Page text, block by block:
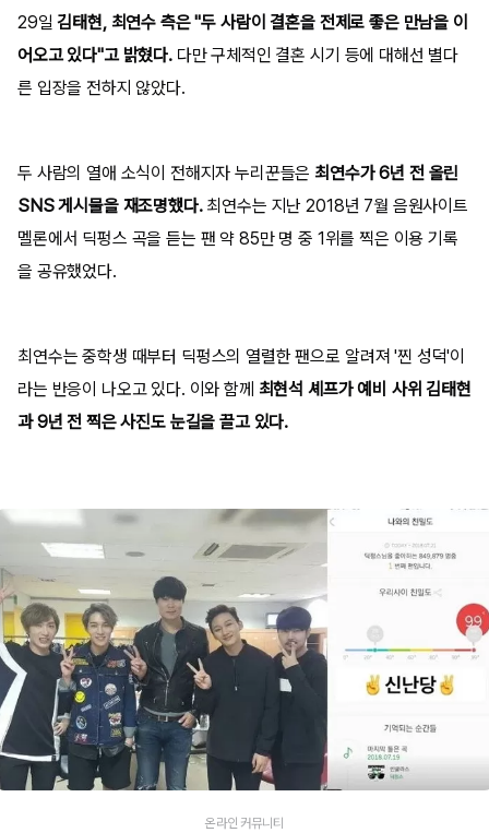
29일김태현, 최연수 측은 "두 사람이 결혼을 전제로 좋은 만남을 이
어오고 있다"고 밝혔다.다만 구체적인 결혼 시기 등에 대해선 별다
른 입장을 전하지 않았다.
두 사람의 열애 소식이 전해지자 누리꾼들은 최연수가 6년 전 올린
SNS 게시물을 재조명했다.최연수는 지난 2018년 7월 음원사이트
멜론에서 딕펑스 곡을 듣는 팬 약 85만 명 중 1위를 찍은 이용 기록
을 공유했었다.
최연수는 중학생 때부터 딕펑스의 열렬한 팬으로 알려져 '찐 성덕'이
라는 반응이 나오고 있다. 이와 함께 최현석 셰프가 예비 사위 김태현
과 9년 전 찍은 사진도 눈길을 끌고 있다.
온라인 커뮤니티